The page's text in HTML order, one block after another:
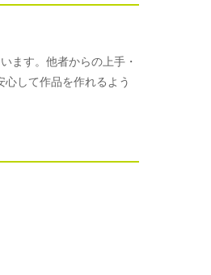
ます。他者からの上手・
して作品を作れるよう